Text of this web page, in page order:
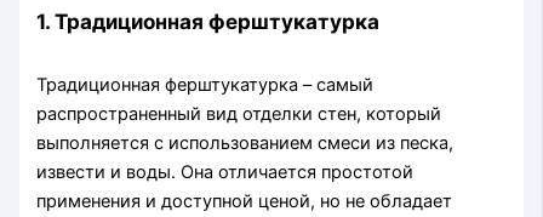
1. Традиционная ферштукатурка
Традиционная ферштукатурка – самый
распространенный вид отделки стен, который
выполняется с использованием смеси из песка,
извести и воды. Она отличается простотой
применения и доступной ценой, но не обладает